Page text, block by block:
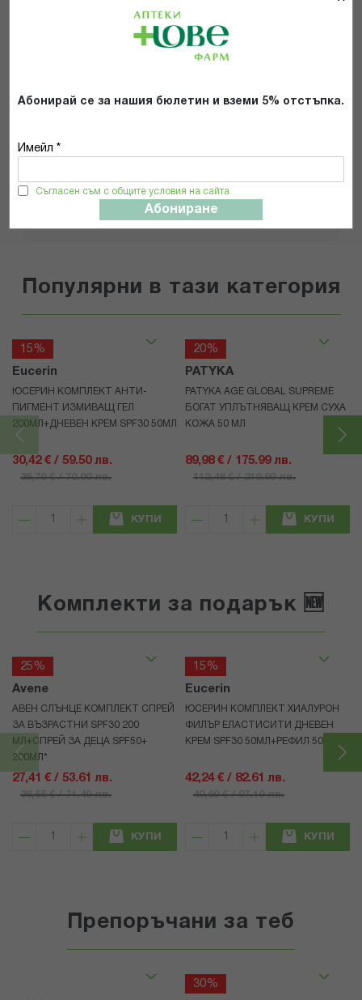
Абонирай се за нашия бюлетин и вземи 5% отстъпка.
Имейл *
Съгласен съм с общите условия на сайта
Абониране
Препоръчвам продукта
Общите условия и политиката за
Популярни в тази категория
15%
Eucerin
ЮСЕРИН КОМПЛЕКТ АНТИ-
ПИГМЕНТ ИЗМИВАЩ ГЕЛ
200МЛ+ДНЕВЕН КРЕМ SPF30 50МЛ
30,42 € / 59.50 лв.
35,79 € / 70.00 лв.
КУПИ
20%
PATYKA
PATYKA AGE GLOBAL SUPREME
БОГАТ УПЛЪТНЯВАЩ КРЕМ СУХА
КОЖА 50 МЛ
89,98 € / 175.99 лв.
112,48 € / 219.99 лв.
КУПИ
Комплекти за подарък 🆕
25%
Avene
АВЕН СЛЪНЦЕ КОМПЛЕКТ СПРЕЙ
ЗА ВЪЗРАСТНИ SPF30 200
МЛ+СПРЕЙ ЗА ДЕЦА SPF50+
200МЛ*
27,41 € / 53.61 лв.
36,55 € / 71.49 лв.
КУПИ
15%
Eucerin
ЮСЕРИН КОМПЛЕКТ ХИАЛУРОН
ФИЛЪР ЕЛАСТИСИТИ ДНЕВЕН
КРЕМ SPF30 50МЛ+РЕФИЛ 50МЛ
42,24 € / 82.61 лв.
49,69 € / 97.19 лв.
КУПИ
Препоръчани за теб
30%